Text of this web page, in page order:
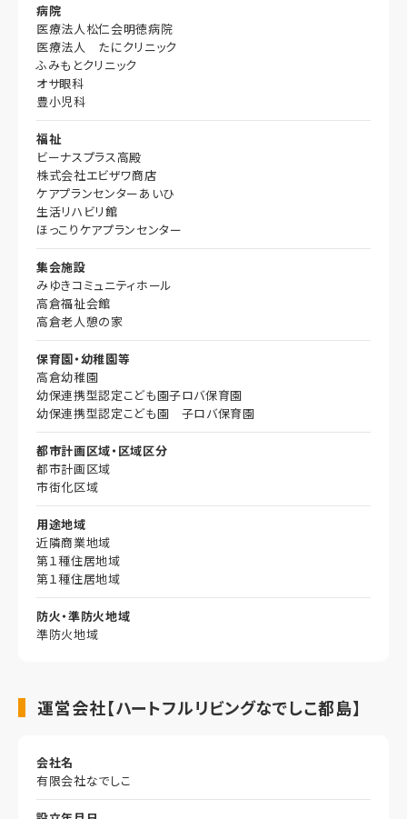
病院
医療法人松仁会明徳病院
医療法人 たにクリニック
ふみもとクリニック
オサ眼科
豊小児科
福祉
ビーナスプラス高殿
株式会社エビザワ商店
ケアプランセンターあいひ
生活リハビリ館
ほっこりケアプランセンター
集会施設
みゆきコミュニティホール
高倉福祉会館
高倉老人憩の家
保育園・幼稚園等
高倉幼稚園
幼保連携型認定こども園子ロバ保育園
幼保連携型認定こども園 子ロバ保育園
都市計画区域・区域区分
都市計画区域
市街化区域
用途地域
近隣商業地域
第１種住居地域
第１種住居地域
防火・準防火地域
準防火地域
運営会社【ハートフルリビングなでしこ都島】
会社名
有限会社なでしこ